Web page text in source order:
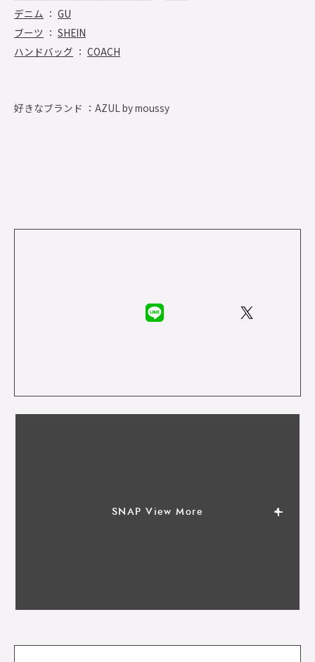
デニム ： GU
ブーツ ： SHEIN
ハンドバッグ ： COACH
好きなブランド ： AZUL by moussy
SNAP View More